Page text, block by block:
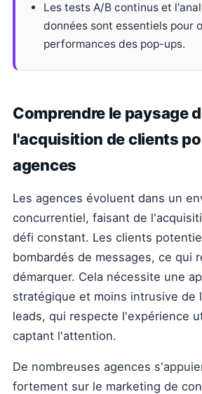
Les tests A/B continus et
données sont essentiels pour
performances des pop-ups.
Comprendre le paysage
l'acquisition de clients
agences
Les agences évoluent dans un
concurrentiel, faisant de
défi constant. Les clients
bombardés de messages, ce qui
démarquer. Cela nécessite une
stratégique et moins intrusive de
leads, qui respecte l'expérience
captant l'attention.
De nombreuses agences
fortement sur le marketing de